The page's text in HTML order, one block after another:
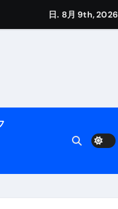
説
日. 8月 9th, 2026